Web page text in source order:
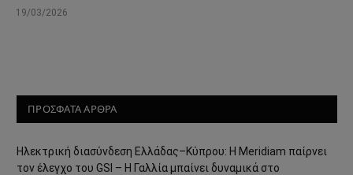
19/03/2026
ΠΡΟΣΦΑΤΑ ΑΡΘΡΑ
Ηλεκτρική διασύνδεση Ελλάδας–Κύπρου: Η Meridiam παίρνει
τον έλεγχο του GSI – Η Γαλλία μπαίνει δυναμικά στο